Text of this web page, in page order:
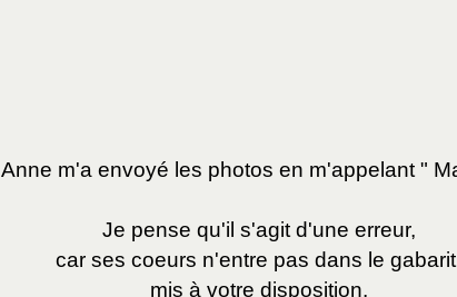
Anne m'a envoyé les photos en m'appelant "
Je pense qu'il s'agit d'une erreur,
car ses coeurs n'entre pas dans le
mis à votre disposition.